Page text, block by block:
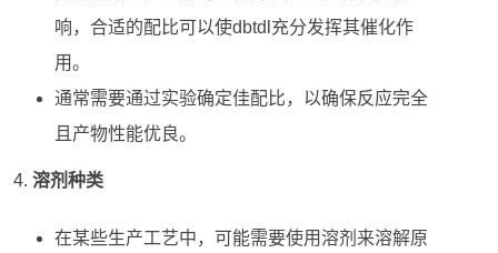
响，合适的配比可以使dbtdl充分发挥其催化作
用。
通常需要通过实验确定佳配比，以确保反应完全
且产物性能优良。
溶剂种类
在某些生产工艺中，可能需要使用溶剂来溶解原